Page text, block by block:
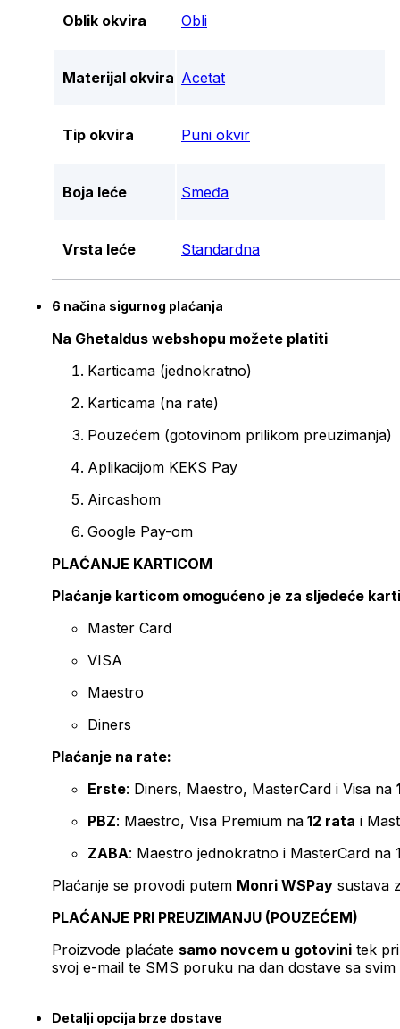
Oblik okvira Obli
Materijal okvira Acetat
Tip okvira Puni okvir
Boja leće Smeđa
Vrsta leće Standardna
6 načina sigurnog plaćanja
Na Ghetaldus webshopu možete platiti
Karticama (jednokratno)
Karticama (na rate)
Pouzećem (gotovinom prilikom preuzimanja)
Aplikacijom KEKS Pay
Aircashom
Google Pay-om
PLAĆANJE KARTICOM
Plaćanje karticom omogućeno je za sljedeće
Master Card
VISA
Maestro
Diners
Plaćanje na rate:
Erste: Diners, Maestro, MasterCard i Visa na
PBZ: Maestro, Visa Premium na 12 rata i
ZABA: Maestro jednokratno i MasterCard na
Plaćanje se provodi putem Monri WSPay sustava
PLAĆANJE PRI PREUZIMANJU (POUZEĆEM)
Proizvode plaćate samo novcem u gotovini tek
svoj e-mail te SMS poruku na dan dostave sa svim
Detalji opcija brze dostave